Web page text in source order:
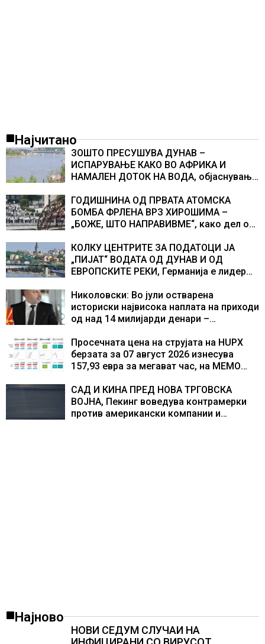
Најчитано
ЗОШТО ПРЕСУШУВА ДУНАВ –
ИСПАРУВАЊЕ КАКО ВО АФРИКА И
НАМАЛЕН ДОТОК НА ВОДА, објаснување
ГОДИШНИНА ОД ПРВАТА АТОМСКА
БОМБА ФРЛЕНА ВРЗ ХИРОШИМА –
„БОЖЕ, ШТО НАПРАВИВМЕ“, како дел од
учесниците во бомбардирањето го
доживуваа овој настан што го промени
текот на историјата
КОЛКУ ЦЕНТРИТЕ ЗА ПОДАТОЦИ ЈА
„ПИЈАТ“ ВОДАТА ОД ДУНАВ И ОД
ЕВРОПСКИТЕ РЕКИ, Германија е лидер
центри за податоци
Николовски: Во јули остварена
историски највисока наплата на приходи
од над 14 милијарди денари –
резултати
Просечната цена на струјата на HUPX
берзата за 07 август 2026 изнесува
157,93 евра за мегават час, на МЕМО
САД И КИНА ПРЕД НОВА ТРГОВСКА
ВОЈНА, Пекинг воведува контрамерки
против американски компании и
Најново
НОВИ СЕДУМ СЛУЧАИ НА